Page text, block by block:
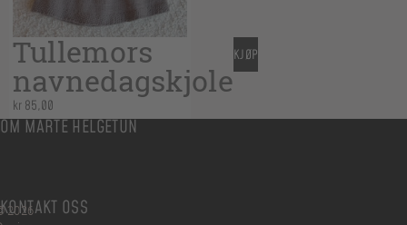
Tullemors
navnedagskjole
kr85,00
KJØP
OM MARTE HELGETUN
KONTAKT OSS
2026